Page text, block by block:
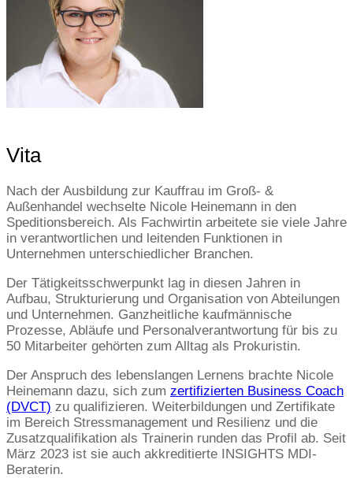
Vita
Nach der Ausbildung zur Kauffrau im Groß- &
Außenhandel wechselte Nicole Heinemann in den
Speditionsbereich. Als Fachwirtin arbeitete sie viele Jahre
in verantwortlichen und leitenden Funktionen in
Unternehmen unterschiedlicher Branchen.
Der Tätigkeitsschwerpunkt lag in diesen Jahren in
Aufbau, Strukturierung und Organisation von Abteilungen
und Unternehmen. Ganzheitliche kaufmännische
Prozesse, Abläufe und Personalverantwortung für bis zu
50 Mitarbeiter gehörten zum Alltag als Prokuristin.
Der Anspruch des lebenslangen Lernens brachte Nicole
Heinemann dazu, sich zum zertifizierten Business Coach
(DVCT) zu qualifizieren. Weiterbildungen und Zertifikate
im Bereich Stressmanagement und Resilienz und die
Zusatzqualifikation als Trainerin runden das Profil ab. Seit
März 2023 ist sie auch akkreditierte INSIGHTS MDI-
Beraterin.